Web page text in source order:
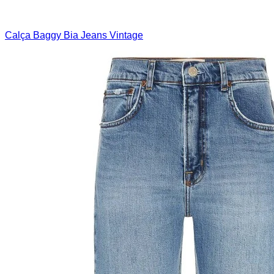
Calça Baggy Bia Jeans Vintage